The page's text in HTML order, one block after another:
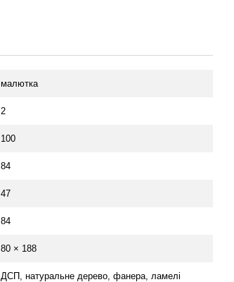
малютка
2
100
84
47
84
80 × 188
ДСП, натуральне дерево, фанера, ламелі